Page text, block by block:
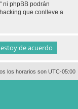
ni phpBB podrán
que conlleve a
los horarios son UTC-05:00